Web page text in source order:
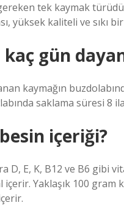
tek kaymak
yüksek kaliteli ve sıkı bir
gün
kaymağın
saklama süresi 8
içeriği?
D, E, K, B12 ve B6 gibi
Yaklaşık 100 gram